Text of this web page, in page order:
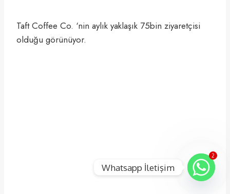
Taft Coffee Co. ‘nin aylık yaklaşık 75bin ziyaretçisi
olduğu görünüyor.
2
Whatsapp İletişim